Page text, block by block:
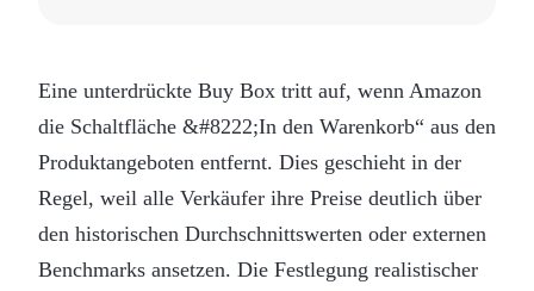
Eine unterdrückte Buy Box tritt auf, wenn Amazon
die Schaltfläche &#8222;In den Warenkorb“ aus den
Produktangeboten entfernt. Dies geschieht in der
Regel, weil alle Verkäufer ihre Preise deutlich über
den historischen Durchschnittswerten oder externen
Benchmarks ansetzen. Die Festlegung realistischer